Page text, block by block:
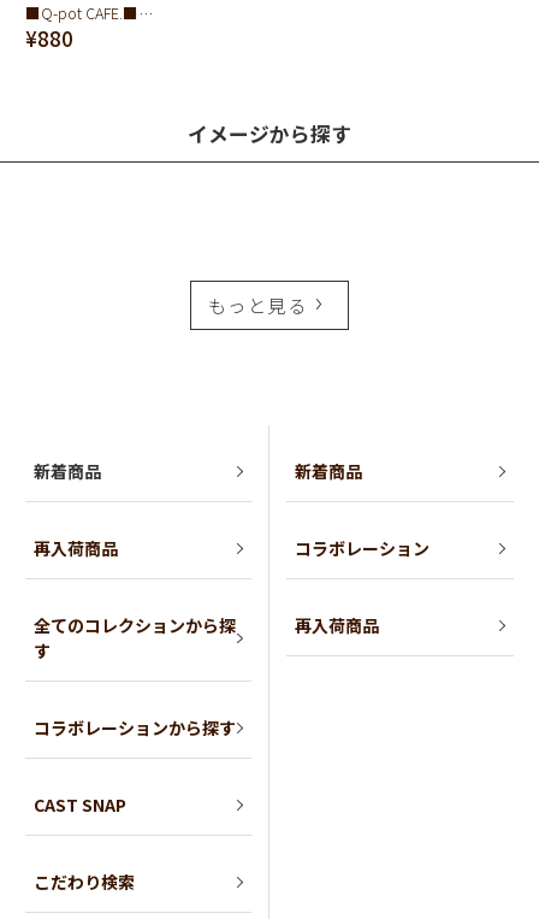
■Q-pot CAFE.■ホイップ＆ストロベリールーム ミニタオル
¥880
イメージから探す
もっと見る
新着商品
再入荷商品
全てのコレクションから探
す
コラボレーションから探す
CAST SNAP
こだわり検索
新着商品
コラボレーション
再入荷商品